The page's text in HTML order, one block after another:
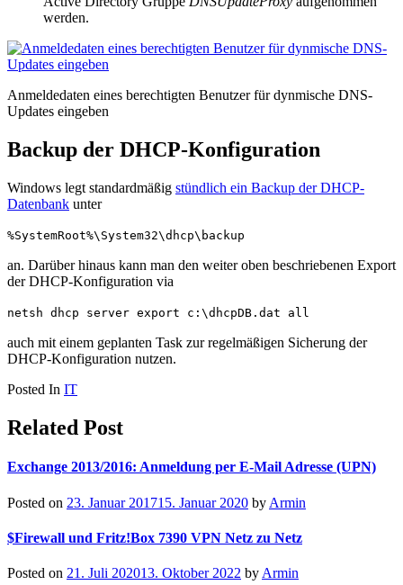
werden.
Anmeldedaten eines berechtigten Benutzer für dynmische DNS-
Updates eingeben
Backup der DHCP-Konfiguration
Windows legt standardmäßig stündlich ein Backup der DHCP-
Datenbank unter
%SystemRoot%\System32\dhcp\backup
an. Darüber hinaus kann man den weiter oben beschriebenen Export
der DHCP-Konfiguration via
netsh dhcp server export c:\dhcpDB.dat all
auch mit einem geplanten Task zur regelmäßigen Sicherung der
DHCP-Konfiguration nutzen.
Posted In IT
Related Post
Exchange 2013/2016: Anmeldung per E-Mail Adresse (UPN)
Posted on 23. Januar 201715. Januar 2020 by Armin
$Firewall und Fritz!Box 7390 VPN Netz zu Netz
Posted on 21. Juli 202013. Oktober 2022 by Armin